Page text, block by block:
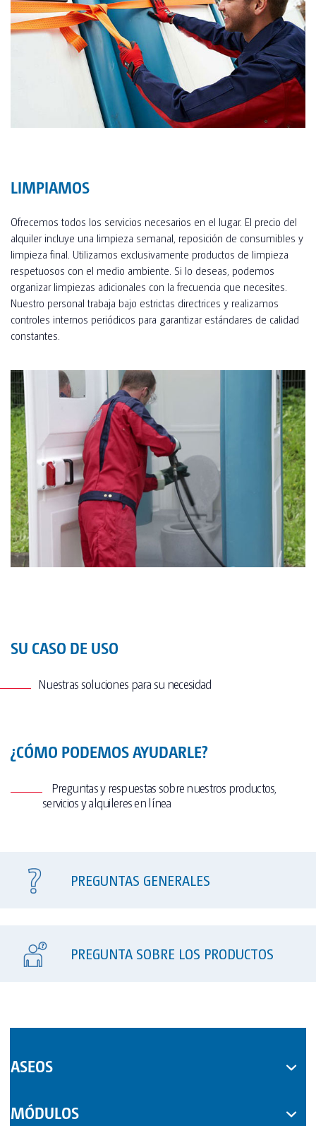
LIMPIAMOS
Ofrecemos todos los servicios necesarios en el lugar. El precio del
alquiler incluye una limpieza semanal, reposición de consumibles y
limpieza final. Utilizamos exclusivamente productos de limpieza
respetuosos con el medio ambiente. Si lo deseas, podemos
organizar limpiezas adicionales con la frecuencia que necesites.
Nuestro personal trabaja bajo estrictas directrices y realizamos
controles internos periódicos para garantizar estándares de calidad
constantes.
SU CASO DE USO
Nuestras soluciones para su necesidad
¿CÓMO PODEMOS AYUDARLE?
Preguntas y respuestas sobre nuestros productos,
servicios y alquileres en línea
PREGUNTAS GENERALES
PREGUNTA SOBRE LOS PRODUCTOS
ASEOS
MÓDULOS